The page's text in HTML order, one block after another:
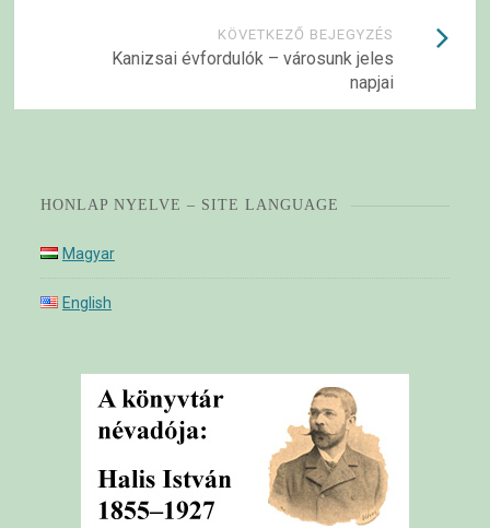
KÖVETKEZŐ BEJEGYZÉS
Kanizsai évfordulók – városunk jeles
napjai
HONLAP NYELVE – SITE LANGUAGE
Magyar
English